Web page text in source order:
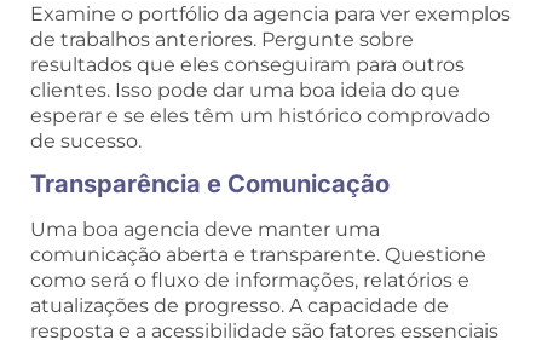
Examine o portfólio da agencia para ver exemplos
de trabalhos anteriores. Pergunte sobre
resultados que eles conseguiram para outros
clientes. Isso pode dar uma boa ideia do que
esperar e se eles têm um histórico comprovado
de sucesso.
Transparência e Comunicação
Uma boa agencia deve manter uma
comunicação aberta e transparente. Questione
como será o fluxo de informações, relatórios e
atualizações de progresso. A capacidade de
resposta e a acessibilidade são fatores essenciais